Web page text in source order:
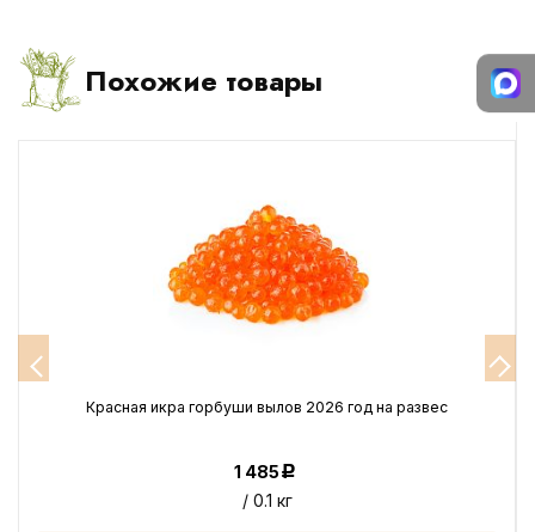
Похожие товары
Красная икра горбуши вылов 2026 год на развес
1 485Р
/ 0.1 кг